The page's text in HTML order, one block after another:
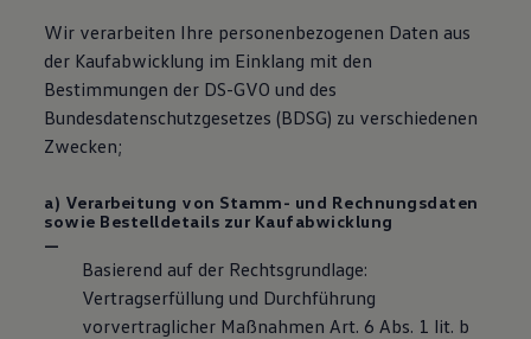
Wir verarbeiten Ihre personenbezogenen Daten aus
der Kaufabwicklung im Einklang mit den
Bestimmungen der DS-GVO und des
Bundesdatenschutzgesetzes (BDSG) zu verschiedenen
Zwecken;
a) Verarbeitung von Stamm- und Rechnungsdaten
sowie Bestelldetails zur Kaufabwicklung
Basierend auf der Rechtsgrundlage:
Vertragserfüllung und Durchführung
vorvertraglicher Maßnahmen Art. 6 Abs. 1 lit. b